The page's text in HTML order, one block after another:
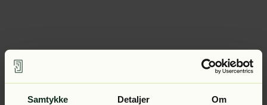
Samtykke Detaljer Om